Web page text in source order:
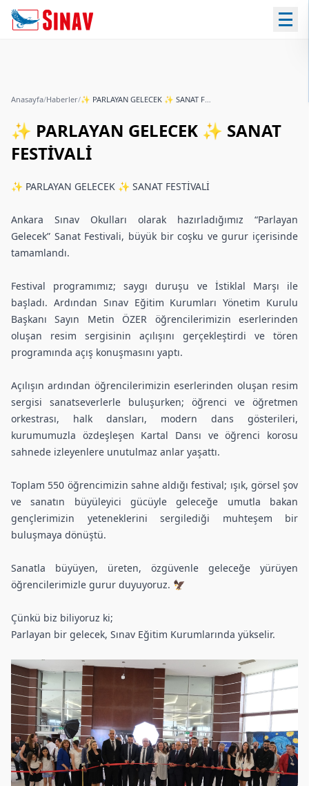
Anasayfa/Haberler/ ✨ PARLAYAN GELECEK ✨ SANAT FESTİVALİ
✨ PARLAYAN GELECEK ✨ SANAT
FESTİVALİ
✨ PARLAYAN GELECEK ✨ SANAT FESTİVALİ
Ankara Sınav Okulları olarak hazırladığımız “Parlayan
Gelecek” Sanat Festivali, büyük bir coşku ve gurur içerisinde
tamamlandı.
Festival programımız; saygı duruşu ve İstiklal Marşı ile
başladı. Ardından Sınav Eğitim Kurumları Yönetim Kurulu
Başkanı Sayın Metin ÖZER öğrencilerimizin eserlerinden
oluşan resim sergisinin açılışını gerçekleştirdi ve tören
programında açış konuşmasını yaptı.
Açılışın ardından öğrencilerimizin eserlerinden oluşan resim
sergisi sanatseverlerle buluşurken; öğrenci ve öğretmen
orkestrası, halk dansları, modern dans gösterileri,
kurumumuzla özdeşleşen Kartal Dansı ve öğrenci korosu
sahnede izleyenlere unutulmaz anlar yaşattı.
Toplam 550 öğrencimizin sahne aldığı festival; ışık, görsel şov
ve sanatın büyüleyici gücüyle geleceğe umutla bakan
gençlerimizin yeteneklerini sergilediği muhteşem bir
buluşmaya dönüştü.
Sanatla büyüyen, üreten, özgüvenle geleceğe yürüyen
öğrencilerimizle gurur duyuyoruz. 🦅
Çünkü biz biliyoruz ki;
Parlayan bir gelecek, Sınav Eğitim Kurumlarında yükselir.